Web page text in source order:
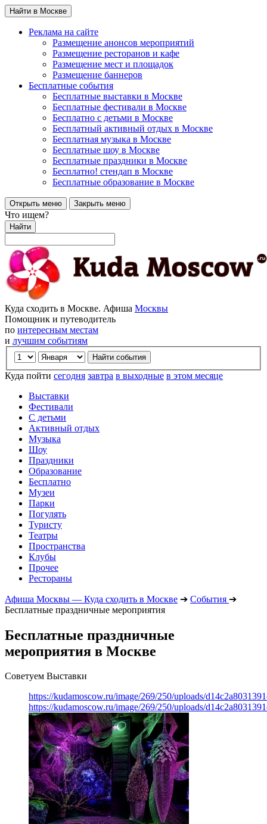
Найти в Москве
Реклама на сайте
Размещение анонсов мероприятий
Размещение ресторанов и кафе
Размещение мест и площадок
Размещение баннеров
Бесплатные события
Бесплатные выставки в Москве
Бесплатные фестивали в Москве
Бесплатно с детьми в Москве
Бесплатный активный отдых в Москве
Бесплатная музыка в Москве
Бесплатные шоу в Москве
Бесплатные праздники в Москве
Бесплатно! стендап в Москве
Бесплатные образование в Москве
Открыть меню Закрыть меню
Что ищем?
Найти
Куда сходить в Москве. Афиша Москвы
Помощник и путеводитель
по интересным местам
и лучшим событиям
Куда пойти сегодня завтра в выходные в этом месяце
Выставки
Фестивали
С детьми
Активный отдых
Музыка
Шоу
Праздники
Образование
Бесплатно
Музеи
Парки
Погулять
Туристу
Театры
Пространства
Клубы
Прочее
Рестораны
Афиша Москвы — Куда сходить в Москве ➔ События ➔
Бесплатные праздничные мероприятия
Бесплатные праздничные
мероприятия в Москве
Советуем Выставки
https://kudamoscow.ru/image/269/250/uploads/
https://kudamoscow.ru/image/269/250/uploads/